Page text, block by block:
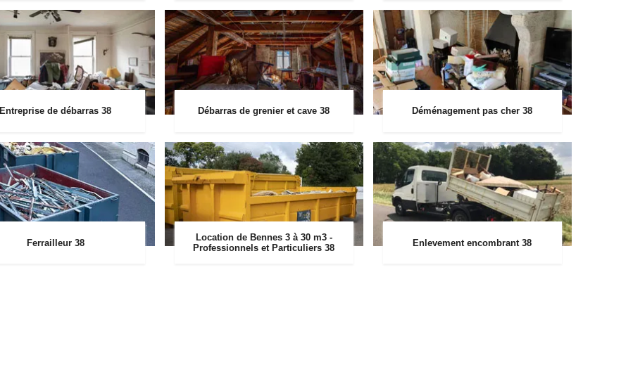
Entreprise de débarras 38 Débarras de grenier et cave 38 Déménagement pas cher 38
Ferrailleur 38
Location de Bennes 3 à 30 m3 -
Professionnels et Particuliers 38
Enlevement encombrant 38